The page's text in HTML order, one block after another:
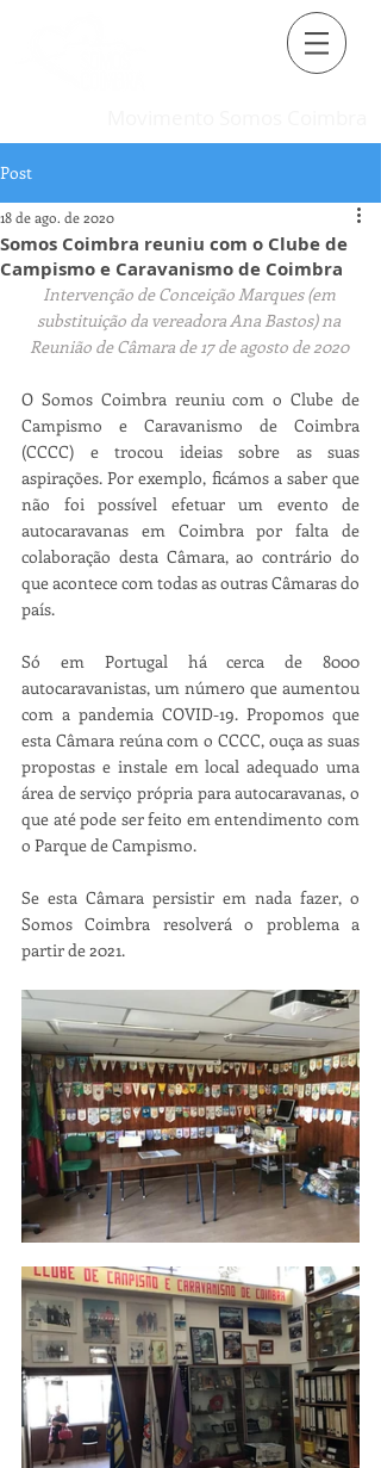
Post
Somos Coimbra reuniu com o Clube de
Campismo e Caravanismo de Coimbra
18 de ago. de 2020
Intervenção de Conceição Marques (em
substituição da vereadora Ana Bastos) na
Reunião de Câmara de 17 de agosto de 2020
O Somos Coimbra reuniu com o Clube de
Campismo e Caravanismo de Coimbra
(CCCC) e trocou ideias sobre as suas
aspirações. Por exemplo, ficámos a saber que
não foi possível efetuar um evento de
autocaravanas em Coimbra por falta de
colaboração desta Câmara, ao contrário do
que acontece com todas as outras Câmaras do
país.
Só em Portugal há cerca de 8000
autocaravanistas, um número que aumentou
com a pandemia COVID-19. Propomos que
esta Câmara reúna com o CCCC, ouça as suas
propostas e instale em local adequado uma
área de serviço própria para autocaravanas, o
que até pode ser feito em entendimento com
o Parque de Campismo.
Se esta Câmara persistir em nada fazer, o
Somos Coimbra resolverá o problema a
partir de 2021.